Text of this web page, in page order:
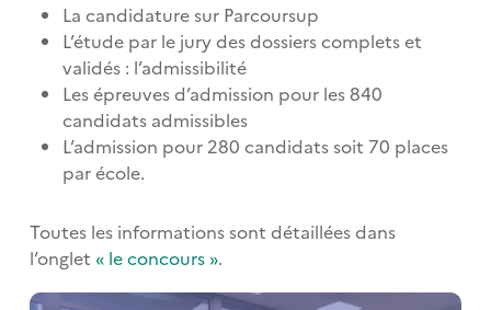
La candidature sur Parcoursup
L’étude par le jury des dossiers complets et
validés : l’admissibilité
Les épreuves d’admission pour les 840
candidats admissibles
L’admission pour 280 candidats soit 70 places
par école.
Toutes les informations sont détaillées dans
l’onglet « le concours ».